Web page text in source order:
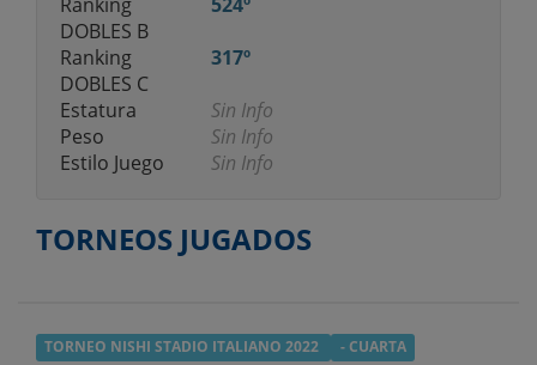
DOBLES B
Ranking
DOBLES C
317º
Estatura
Sin Info
Peso
Sin Info
Estilo Juego
Sin Info
TORNEOS JUGADOS
TORNEO NISHI STADIO ITALIANO 2022 - CUARTA